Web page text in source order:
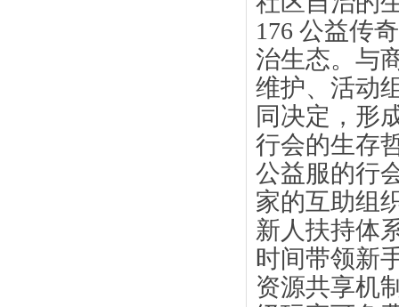
176 公益传
治生态。与
维护、活动
同决定，形
行会的生存
公益服的行
家的互助组
新人扶持体
时间带领新
资源共享机